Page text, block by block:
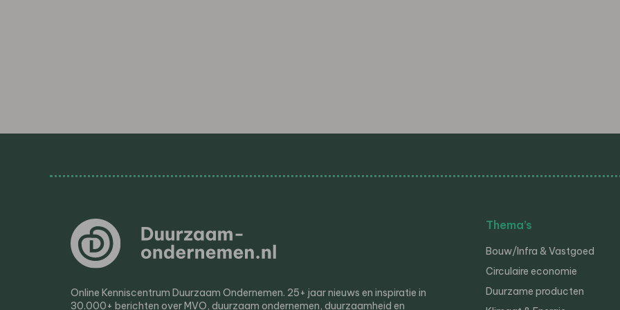
Online Kenniscentrum Duurzaam Ondernemen. 25+ jaar nieuws en inspiratie in
30.000+ berichten over MVO, duurzaam ondernemen, duurzaamheid en
Thema’s
Bouw/Infra & Vastgoed
Circulaire economie
Duurzame producten